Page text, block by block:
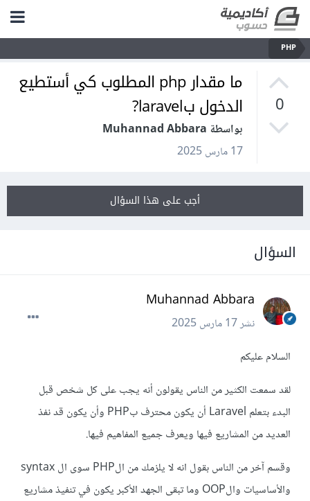
PHP
0
ما مقدار php المطلوب كي أستطيع
الدخول بlaravel?
بواسطة Muhannad Abbara
17 مارس 2025
أجب على هذا السؤال
السؤال
Muhannad Abbara
نشر17 مارس 2025
السلام عليكم
لقد سمعت الكثير من الناس يقولون أنه يجب على كل شخص قبل
البدء بتعلم Laravel أن يكون محترف بPHP وأن يكون قد نفذ
العديد من المشاريع فيها ويعرف جميع المفاهيم فيها.
وقسم آخر من الناس بقول انه لا يلزمك من الPHP سوى ال syntax
والأساسيات والOOP وما تبقى الجهد الأكبر يكون في تنفيذ مشاريع